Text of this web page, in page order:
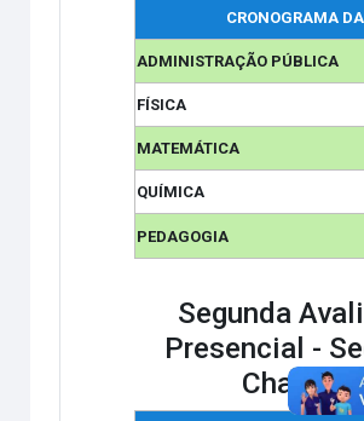
CRONOGRAMA
ADMINISTRAÇÃO PÚBLICA
FÍSICA
MATEMÁTICA
QUÍMICA
PEDAGOGIA
Segunda
Presencial -
Chamada